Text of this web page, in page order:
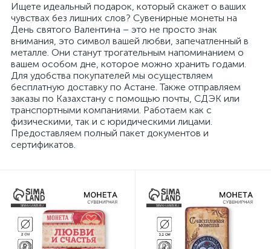
Ищете идеальный подарок, который скажет о ваших
чувствах без лишних слов? Сувенирные монеты на
День святого Валентина – это не просто знак
внимания, это символ вашей любви, запечатленный в
металле. Они станут трогательным напоминанием о
вашем особом дне, которое можно хранить годами.
Для удобства покупателей мы осуществляем
бесплатную доставку по Астане. Также отправляем
заказы по Казахстану с помощью почты, СДЭК или
транспортными компаниями. Работаем как с
физическими, так и с юридическими лицами.
Предоставляем полный пакет документов и
сертификатов.